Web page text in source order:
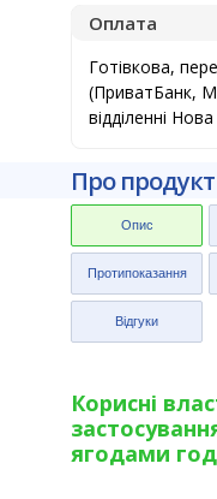
Оплата
Готівкова,
(ПриватБанк,
відділенні
Опис
Про продукт
Протипоказання
Відгуки
Корисні
ягодами